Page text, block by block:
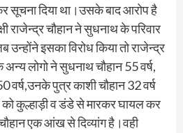
सूचना दिया था।उसके बाद आरोप है
राजेन्द्र चौहान ने सुधनाथ के परिवार
इसका विरोध किया तो राजेन्द्र
लोगो ने सुधनाथ चौहान 55 वर्ष,
वर्ष,उनके पुत्र काशी चौहान 32 वर्ष
को कुल्हाड़ी व डंडे से मारकर घायल कर
एक आंख से दिव्यांग है।वही